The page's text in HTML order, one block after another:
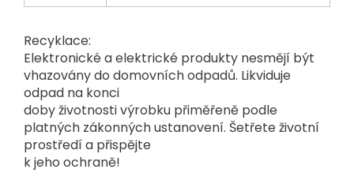
Recyklace:
Elektronické a elektrické produkty nesmějí být
vhazovány do domovních odpadů. Likviduje
odpad na konci
doby životnosti výrobku přiměřeně podle
platných zákonných ustanovení. Šetřete životní
prostředí a přispějte
k jeho ochraně!